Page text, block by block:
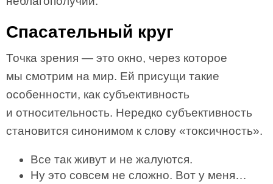
Спасательный круг
Точка зрения — это окно, через которое
мы смотрим на мир. Ей присущи такие
особенности, как субъективность
и относительность. Нередко субъективность
становится синонимом к слову «токсичность».
Все так живут и не жалуются.
Ну это совсем не сложно. Вот у меня…